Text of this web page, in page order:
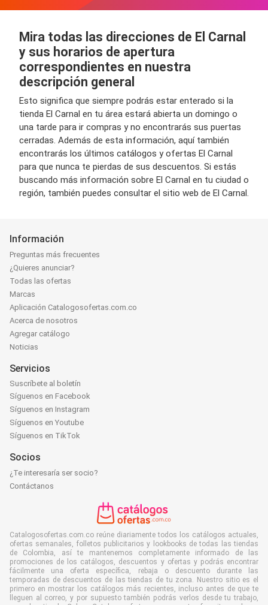
Mira todas las direcciones de El Carnal
y sus horarios de apertura
correspondientes en nuestra
descripción general
Esto significa que siempre podrás estar enterado si la
tienda El Carnal en tu área estará abierta un domingo o
una tarde para ir compras y no encontrarás sus puertas
cerradas. Además de esta información, aquí también
encontrarás los últimos catálogos y ofertas El Carnal
para que nunca te pierdas de sus descuentos. Si estás
buscando más información sobre El Carnal en tu ciudad o
región, también puedes consultar el sitio web de El Carnal.
Información
Preguntas más frecuentes
¿Quieres anunciar?
Todas las ofertas
Marcas
Aplicación Catalogosofertas.com.co
Acerca de nosotros
Agregar catálogo
Noticias
Servicios
Suscríbete al boletín
Síguenos en Facebook
Síguenos en Instagram
Síguenos en Youtube
Síguenos en TikTok
Socios
¿Te interesaría ser socio?
Contáctanos
Catalogosofertas.com.co reúne diariamente todos los catálogos actuales,
ofertas semanales, folletos publicitarios y lookbooks de todas las tiendas
de Colombia, así te mantenemos completamente informado de las
promociones de los catálogos, descuentos y ofertas y podrás encontrar
fácilmente una oferta específica, rebaja o descuento durante las
temporadas de descuentos de las tiendas de tu zona. Nuestro sitio es el
primero en mostrar los catálogos más recientes, incluso antes de que te
lleguen al correo, y por supuesto también podrás verlos desde tu trabajo,